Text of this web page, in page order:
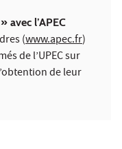
avec l’APEC
(www.apec.fr)
de l’UPEC sur
de leur